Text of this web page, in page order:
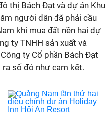
thị Bách Đạt và dự án Khu
người dân đã phải cầu
khi mua đất nền hai dự
ty TNHH sản xuất và
ty Cổ phần Bách Đạt
ra sổ đỏ như cam kết.